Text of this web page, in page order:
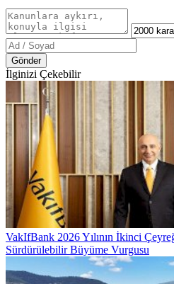
Gönder
İlginizi Çekebilir
VakIfBank 2026 Yılının İkinci
Sürdürülebilir Büyüme Vurgusu